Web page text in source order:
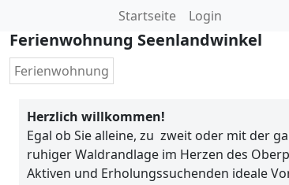
Startseite Login
Ferienwohnung Seenlandwinkel
Ferienwohnung
Herzlich willkommen!
Egal ob Sie alleine, zu zweit oder mit der
ruhiger Waldrandlage im Herzen des
Aktiven und Erholungssuchenden ideale